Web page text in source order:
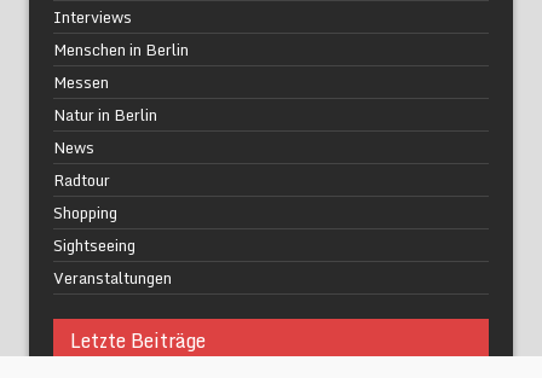
Interviews
Menschen in Berlin
Messen
Natur in Berlin
News
Radtour
Shopping
Sightseeing
Veranstaltungen
Letzte Beiträge